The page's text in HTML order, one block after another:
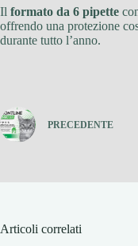
Il formato da 6 pipette
offrendo una protezione
durante tutto l’anno.
PRECEDENTE
Articoli correlati